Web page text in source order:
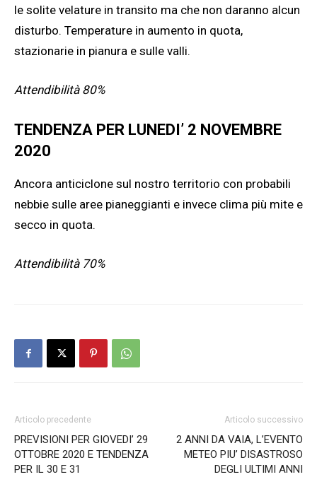
le solite velature in transito ma che non daranno alcun
disturbo. Temperature in aumento in quota,
stazionarie in pianura e sulle valli.
Attendibilità 80%
TENDENZA PER LUNEDI’ 2 NOVEMBRE
2020
Ancora anticiclone sul nostro territorio con probabili
nebbie sulle aree pianeggianti e invece clima più mite e
secco in quota.
Attendibilità 70%
Articolo precedente
PREVISIONI PER GIOVEDI’ 29
OTTOBRE 2020 E TENDENZA
PER IL 30 E 31
Articolo successivo
2 ANNI DA VAIA, L’EVENTO
METEO PIU’ DISASTROSO
DEGLI ULTIMI ANNI